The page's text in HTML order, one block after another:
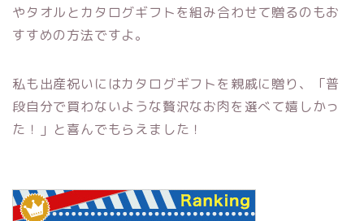
やタオルとカタログギフトを組み合わせて贈るのもお
すすめの方法ですよ。
私も出産祝いにはカタログギフトを親戚に贈り、「普
段自分で買わないような贅沢なお肉を選べて嬉しかっ
た！」と喜んでもらえました！